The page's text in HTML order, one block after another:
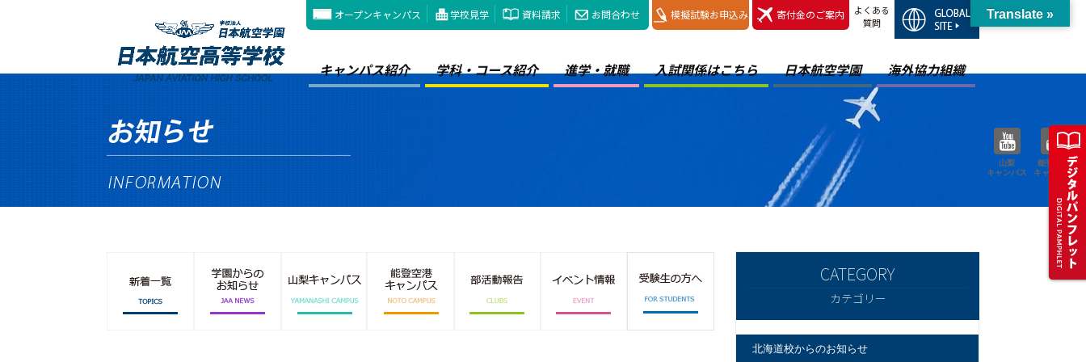
オープンキャンパス 学校見学 資料請求 お問合わせ 模擬試験お申込み 寄付金のご案内
よくある
質問
キャンパス紹介 学科・コース紹介 進学・就職 入試関係はこちら 日本航空学園 海外協力組織
山梨
キャンパス
能登空港
キャンパス
カテゴリー
北海道校からのお知らせ
Translate »